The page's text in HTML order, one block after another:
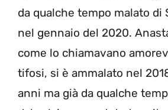
da qualche tempo malato di
nel gennaio del 2020.
come lo chiamavano
tifosi, si è ammalato nel
anni ma già da qualche